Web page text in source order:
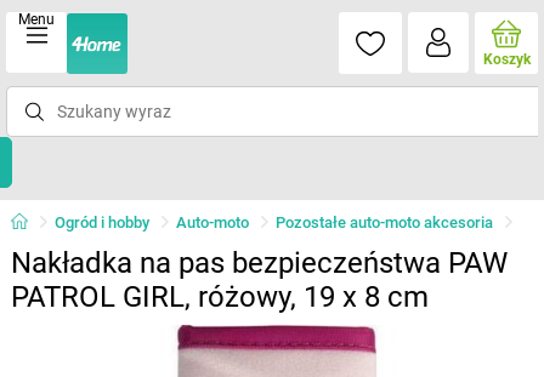
Menu
Koszyk
Ogród i hobby Auto-moto Pozostałe auto-moto akcesoria
Nakładka na pas bezpieczeństwa PAW
PATROL GIRL, różowy, 19 x 8 cm